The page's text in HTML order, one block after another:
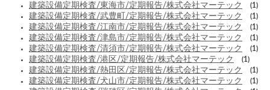
建築設備定期検査/東海市/定期報告/株式会社マーテック (1)
建築設備定期検査/武豊町/定期報告/株式会社マーテック (1)
建築設備定期検査/江南市/定期報告/株式会社マーテック (1)
建築設備定期検査/津島市/定期報告/株式会社マーテック (1)
建築設備定期検査/清須市/定期報告/株式会社マーテック (1)
建築設備定期検査/港区/定期報告/株式会社マーテック (1)
建築設備定期検査/熱田区/定期報告/株式会社マーテック (1)
建築設備定期検査/犬山市/定期報告/株式会社マーテック (1)